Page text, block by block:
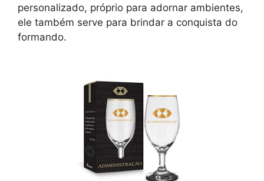
personalizado, próprio para adornar ambientes,
ele também serve para brindar a conquista do
formando.